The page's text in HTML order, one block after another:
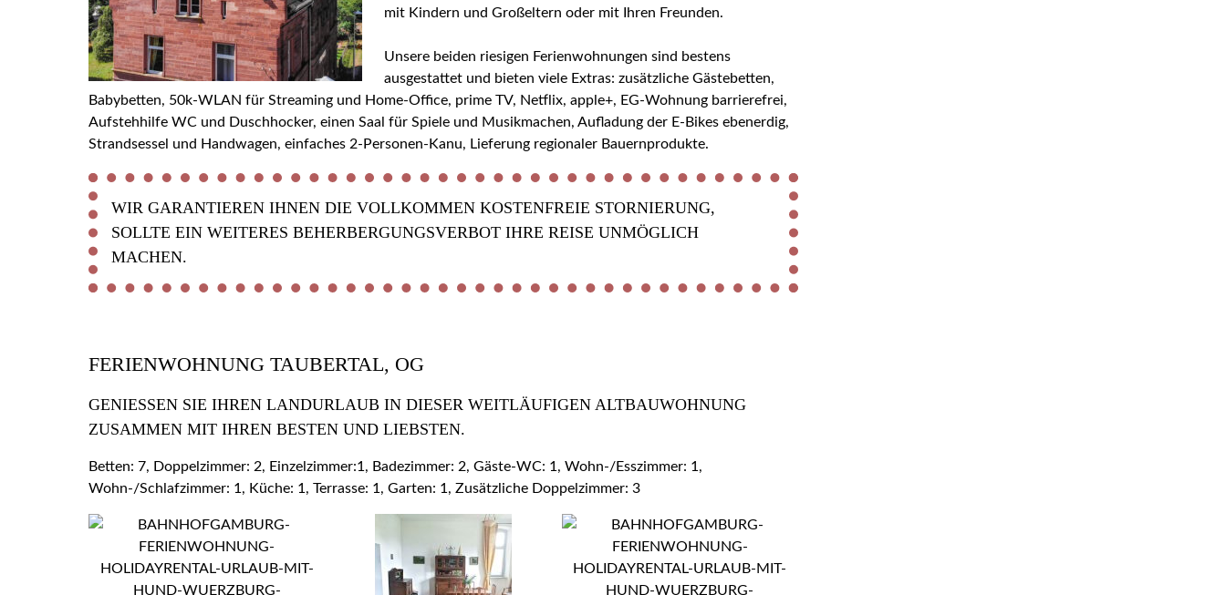
mit Kindern und Großeltern oder mit Ihren Freunden.
Unsere beiden riesigen Ferienwohnungen sind bestens
ausgestattet und bieten viele Extras: zusätzliche Gästebetten,
Babybetten, 50k-WLAN für Streaming und Home-Office, prime TV, Netflix, apple+, EG-Wohnung barrierefrei,
Aufstehhilfe WC und Duschhocker, einen Saal für Spiele und Musikmachen, Aufladung der E-Bikes ebenerdig,
Strandsessel und Handwagen, einfaches 2-Personen-Kanu, Lieferung regionaler Bauernprodukte.
WIR GARANTIEREN IHNEN DIE VOLLKOMMEN KOSTENFREIE STORNIERUNG,
SOLLTE EIN WEITERES BEHERBERGUNGSVERBOT IHRE REISE UNMÖGLICH
MACHEN.
FERIENWOHNUNG TAUBERTAL, OG
GENIESSEN SIE IHREN LANDURLAUB IN DIESER WEITLÄUFIGEN ALTBAUWOHNUNG Z
USAMMEN MIT IHREN BESTEN UND LIEBSTEN.
Betten: 7, Doppelzimmer: 2, Einzelzimmer:1, Badezimmer: 2, Gäste-WC: 1, Wohn-/Esszimmer: 1,
Wohn-/Schlafzimmer: 1, Küche: 1, Terrasse: 1, Garten: 1, Zusätzliche Doppelzimmer: 3